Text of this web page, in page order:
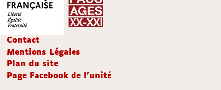
Contact
Mentions Légales
Plan du site
Page Facebook de l'unité